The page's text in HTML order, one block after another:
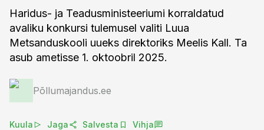
Haridus- ja Teadusministeeriumi korraldatud
avaliku konkursi tulemusel valiti Luua
Metsanduskooli uueks direktoriks Meelis Kall. Ta
asub ametisse 1. oktoobril 2025.
Põllumajandus.ee
Kuula Jaga Salvesta Vihja